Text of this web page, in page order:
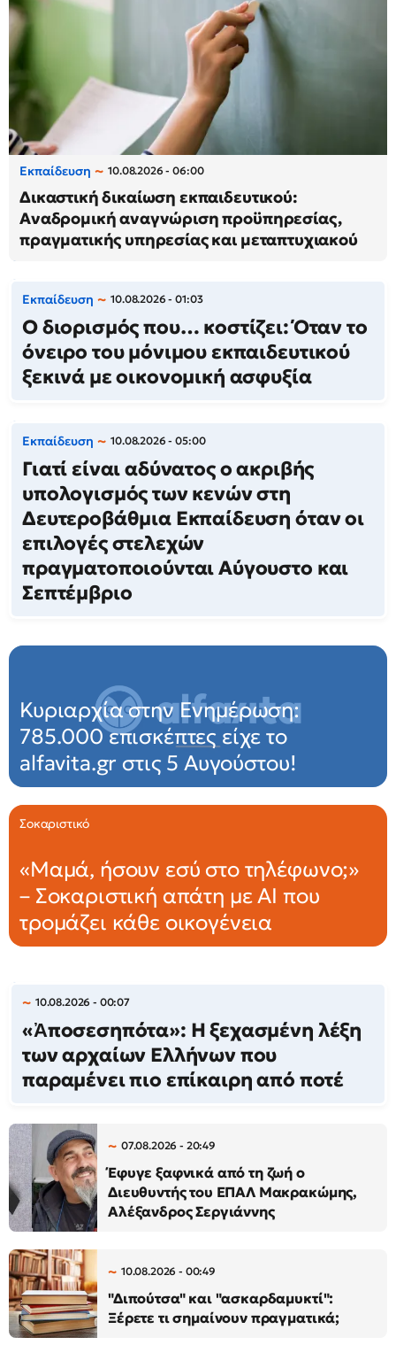
Εκπαίδευση 10.08.2026 - 06:00
Δικαστική δικαίωση εκπαιδευτικού:
Αναδρομική αναγνώριση προϋπηρεσίας,
πραγματικής υπηρεσίας και μεταπτυχιακού
Εκπαίδευση 10.08.2026 - 01:03
Ο διορισμός που… κοστίζει: Όταν το
όνειρο του μόνιμου εκπαιδευτικού
ξεκινά με οικονομική ασφυξία
Εκπαίδευση 10.08.2026 - 05:00
Γιατί είναι αδύνατος ο ακριβής
υπολογισμός των κενών στη
Δευτεροβάθμια Εκπαίδευση όταν οι
επιλογές στελεχών
πραγματοποιούνται Αύγουστο και
Σεπτέμβριο
Κυριαρχία στην Ενημέρωση:
785.000 επισκέπτες είχε το
alfavita.gr στις 5 Αυγούστου!
Σοκαριστικό
«Μαμά, ήσουν εσύ στο τηλέφωνο;»
– Σοκαριστική απάτη με ΑΙ που
τρομάζει κάθε οικογένεια
10.08.2026 - 00:07
«Ἀποσεσηπότα»: Η ξεχασμένη λέξη
των αρχαίων Ελλήνων που
παραμένει πιο επίκαιρη από ποτέ
07.08.2026 - 20:49
Έφυγε ξαφνικά από τη ζωή ο
Διευθυντής του ΕΠΑΛ Μακρακώμης,
Αλέξανδρος Σεργιάννης
10.08.2026 - 00:49
"Διπούτσα" και "ασκαρδαμυκτί":
Ξέρετε τι σημαίνουν πραγματικά;